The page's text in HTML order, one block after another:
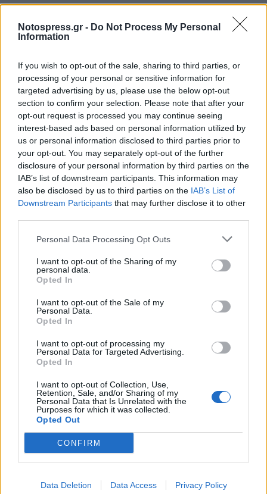
Notospress.gr - Do Not Process My Personal
Information
If you wish to opt-out of the sale, sharing to third parties, or
processing of your personal or sensitive information for
targeted advertising by us, please use the below opt-out
section to confirm your selection. Please note that after your
opt-out request is processed you may continue seeing
interest-based ads based on personal information utilized by
us or personal information disclosed to third parties prior to
your opt-out. You may separately opt-out of the further
disclosure of your personal information by third parties on the
IAB’s list of downstream participants. This information may
also be disclosed by us to third parties on the IAB’s List of
Downstream Participants that may further disclose it to other
Personal Data Processing Opt Outs
I want to opt-out of the Sharing of my
personal data.
Opted In
I want to opt-out of the Sale of my
Personal Data.
Opted In
I want to opt-out of processing my
Personal Data for Targeted Advertising.
Opted In
I want to opt-out of Collection, Use,
Retention, Sale, and/or Sharing of my
Personal Data that Is Unrelated with the
Purposes for which it was collected.
Opted Out
CONFIRM
Data Deletion Data Access Privacy Policy
ανάπτυξης
5. Βραβείο εταιρικής κοινωνικής ευθύνης
6. Βραβείο αύξησης της απασχόλησης
7. Βραβείο ηλεκτρονικής επιχειρηματικότητας
8. Βραβείο Νέου Επιχειρηματία
9. Βραβείο Αναπτυσσόμενης Μ.Μ.Ε.
Η προθεσμία υποβολής των φακέλων
2011, ενώ για οποιαδήποτε περαιτέρω
πληροφορία, μπορείτε να απευθυνθείτε στην κα.
Α. Προεστού στα τηλ. 210-3622158, 210-3646187
ή μέσω fax στο 210-3612218